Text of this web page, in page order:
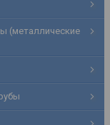
(металлические